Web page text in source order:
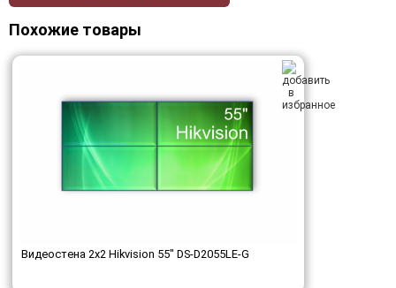
Похожие товары
Видеостена 2x2 Hikvision 55" DS-D2055LE-G